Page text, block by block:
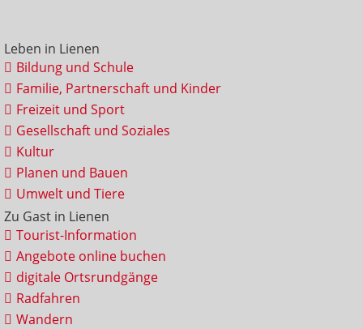
Leben in Lienen
Bildung und Schule
Familie, Partnerschaft und Kinder
Freizeit und Sport
Gesellschaft und Soziales
Kultur
Planen und Bauen
Umwelt und Tiere
Zu Gast in Lienen
Tourist-Information
Angebote online buchen
digitale Ortsrundgänge
Radfahren
Wandern